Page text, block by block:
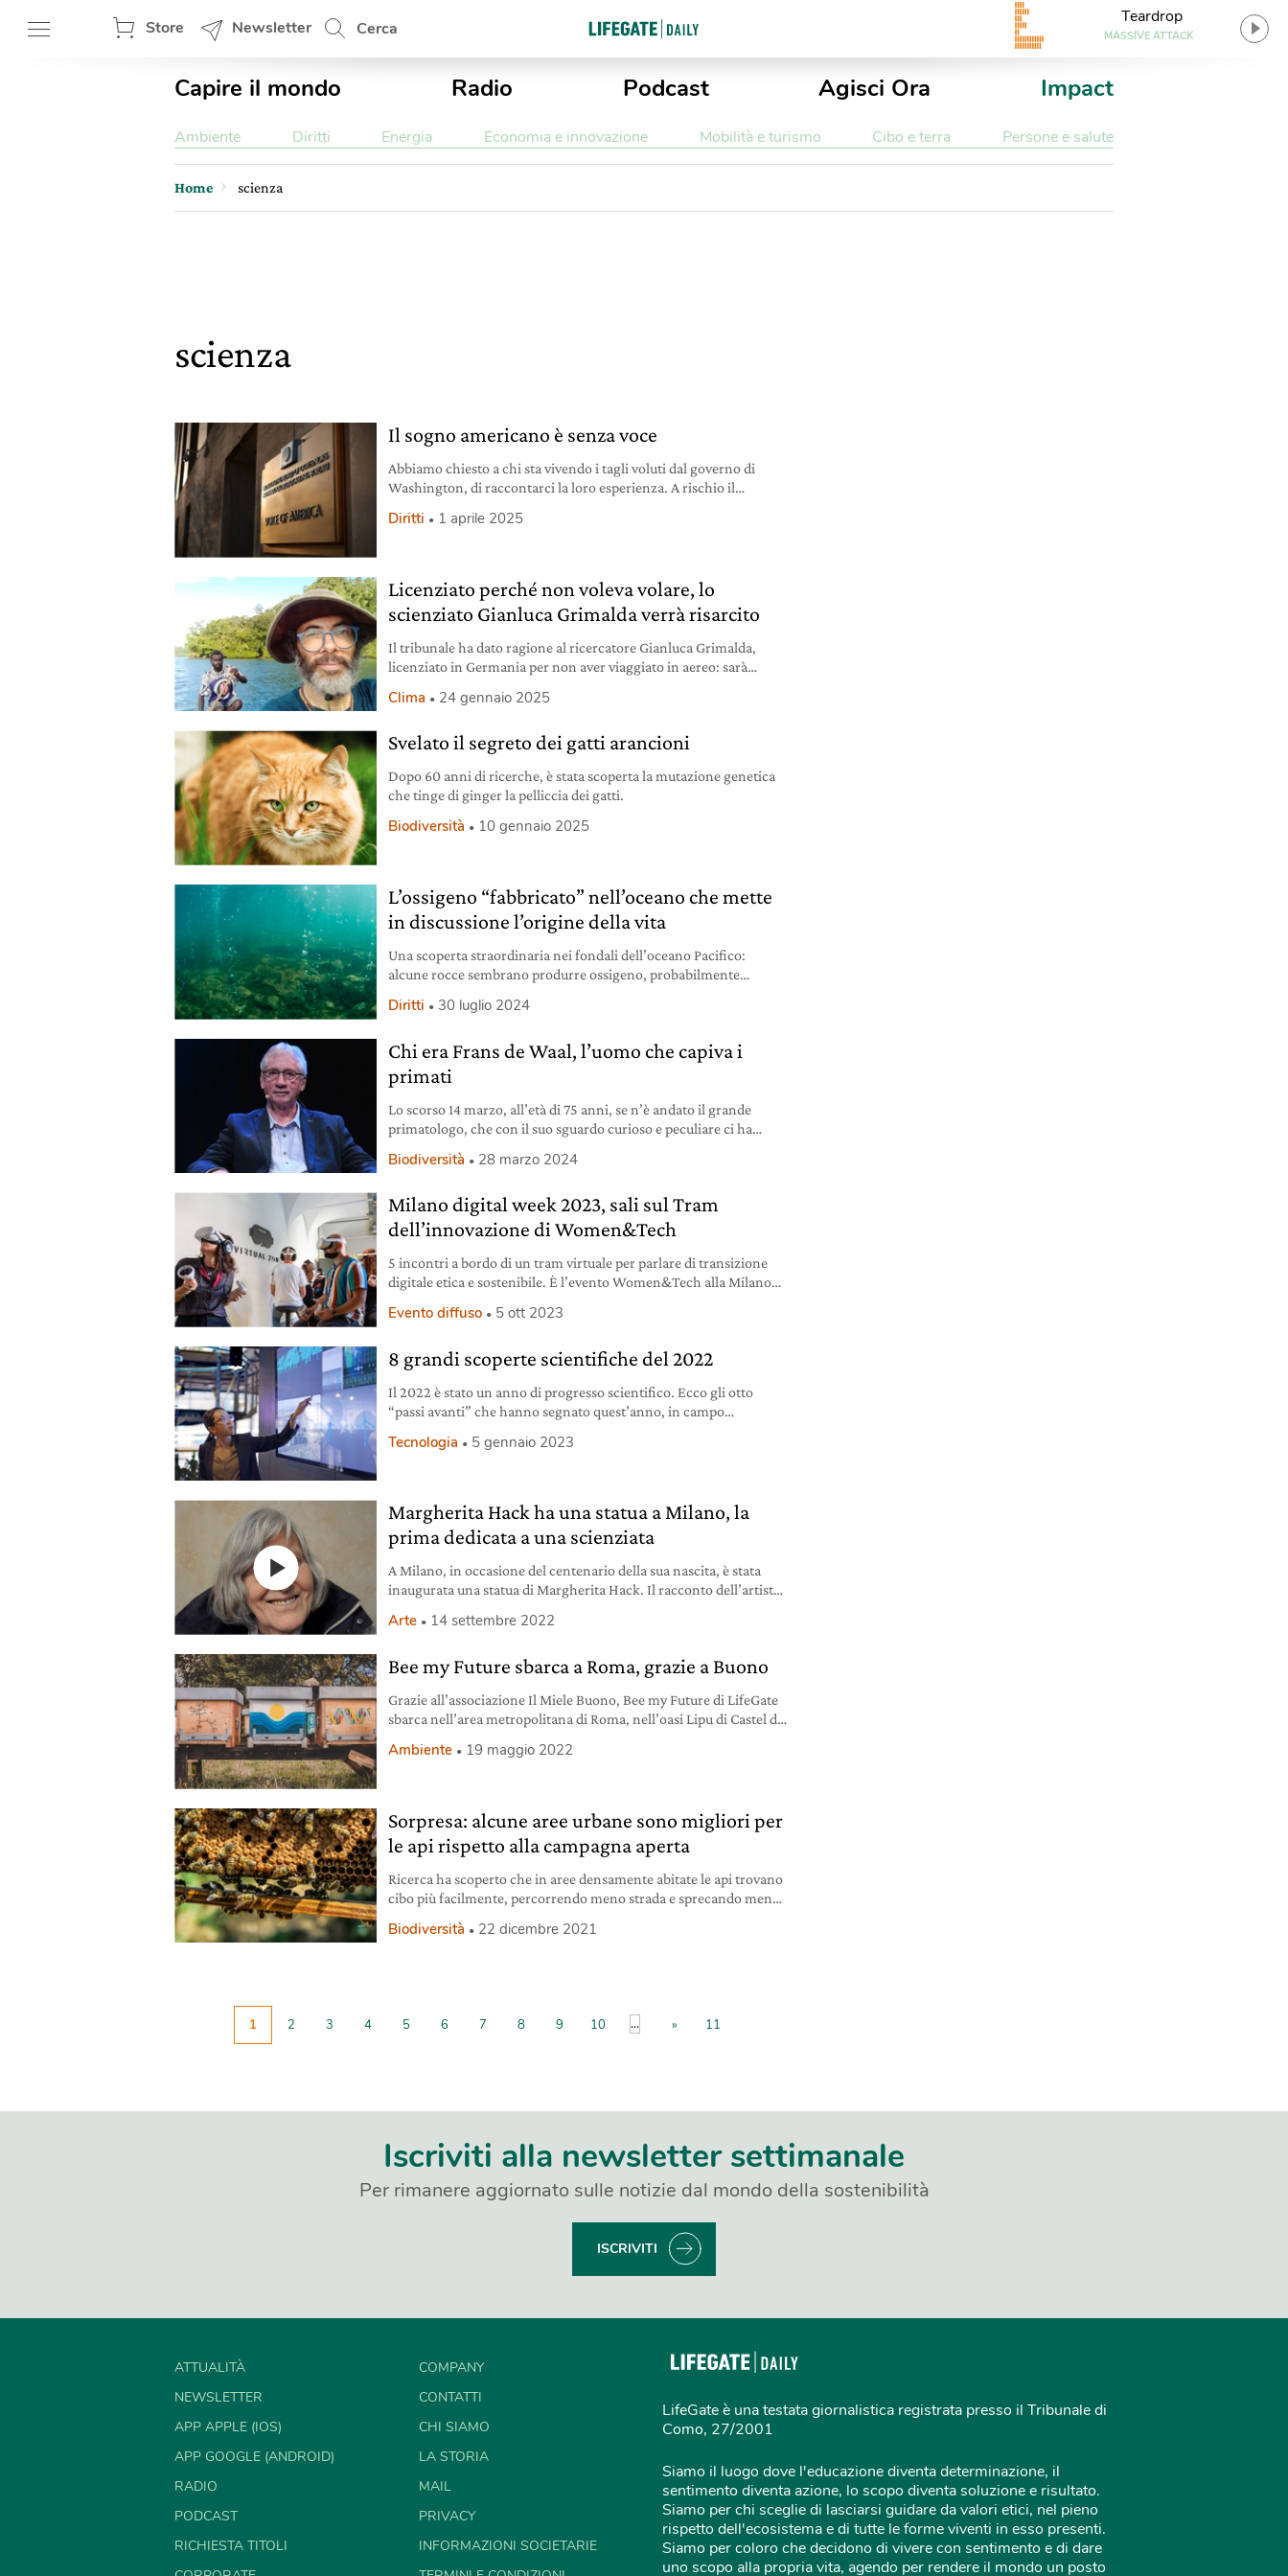
Store Newsletter Cerca
Teardrop
MASSIVE ATTACK
Capire il mondo Radio Podcast Agisci Ora Impact
Ambiente Diritti Energia Economia e innovazione Mobilità e turismo Cibo e terra Persone e salute
Home scienza
scienza
Il sogno americano è senza voce
Abbiamo chiesto a chi sta vivendo i tagli voluti dal governo di
Washington, di raccontarci la loro esperienza. A rischio il
Diritti 1 aprile 2025
Licenziato perché non voleva volare, lo
scienziato Gianluca Grimalda verrà risarcito
Il tribunale ha dato ragione al ricercatore Gianluca Grimalda,
licenziato in Germania per non aver viaggiato in aereo: sarà
Clima 24 gennaio 2025
Svelato il segreto dei gatti arancioni
Dopo 60 anni di ricerche, è stata scoperta la mutazione genetica
che tinge di ginger la pelliccia dei gatti.
Biodiversità 10 gennaio 2025
L’ossigeno “fabbricato” nell’oceano che mette
in discussione l’origine della vita
Una scoperta straordinaria nei fondali dell’oceano Pacifico:
alcune rocce sembrano produrre ossigeno, probabilmente
Diritti 30 luglio 2024
Chi era Frans de Waal, l’uomo che capiva i
primati
Lo scorso 14 marzo, all’età di 75 anni, se n’è andato il grande
primatologo, che con il suo sguardo curioso e peculiare ci ha
dell’antropocentrismo.
Biodiversità 28 marzo 2024
Milano digital week 2023, sali sul Tram
dell’innovazione di Women&Tech
5 incontri a bordo di un tram virtuale per parlare di transizione
digitale etica e sostenibile. È l’evento Women&Tech alla Milano
Evento diffuso 5 ott 2023
8 grandi scoperte scientifiche del 2022
Il 2022 è stato un anno di progresso scientifico. Ecco gli otto
“passi avanti” che hanno segnato quest’anno, in campo
Tecnologia 5 gennaio 2023
Margherita Hack ha una statua a Milano, la
prima dedicata a una scienziata
A Milano, in occasione del centenario della sua nascita, è stata
inaugurata una statua di Margherita Hack. Il racconto dell’artista
Arte 14 settembre 2022
Bee my Future sbarca a Roma, grazie a Buono
Grazie all’associazione Il Miele Buono, Bee my Future di LifeGate
sbarca nell’area metropolitana di Roma, nell’oasi Lipu di Castel di
Ambiente 19 maggio 2022
Sorpresa: alcune aree urbane sono migliori per
le api rispetto alla campagna aperta
Ricerca ha scoperto che in aree densamente abitate le api trovano
cibo più facilmente, percorrendo meno strada e sprecando meno
Biodiversità 22 dicembre 2021
1 2 3 4 5 6 7 8 9 10 ... » 11
Iscriviti alla newsletter settimanale
Per rimanere aggiornato sulle notizie dal mondo della sostenibilità
ISCRIVITI
ATTUALITÀ
NEWSLETTER
APP APPLE (IOS)
APP GOOGLE (ANDROID)
RADIO
PODCAST
RICHIESTA TITOLI
COMPANY
CONTATTI
CHI SIAMO
LA STORIA
MAIL
PRIVACY
INFORMAZIONI SOCIETARIE
LifeGate è una testata giornalistica registrata presso il Tribunale di
Como, 27/2001
Siamo il luogo dove l'educazione diventa determinazione, il
sentimento diventa azione, lo scopo diventa soluzione e risultato.
Siamo per chi sceglie di lasciarsi guidare da valori etici, nel pieno
rispetto dell'ecosistema e di tutte le forme viventi in esso presenti.
Siamo per coloro che decidono di vivere con sentimento e di dare
uno scopo alla propria vita, agendo per rendere il mondo un posto